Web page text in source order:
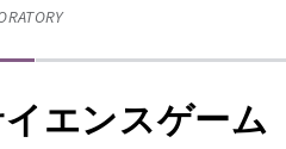
イエンスゲー